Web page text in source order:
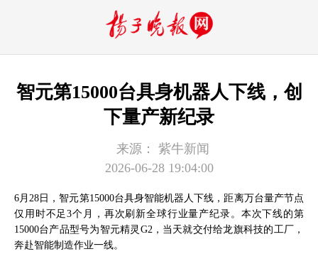
智元第15000台具身机器人下线，创
下量产新纪录
来源：
紫牛新闻
2026-06-28 19:04:00
6月28日，智元第15000台具身智能机器人下线，距离万台量产节点
仅用时不足3个月，再次刷新全球行业量产纪录。本次下线的第
15000台产品型号为智元精灵G2，当天就交付给龙旗科技的工厂，
奔赴智能制造作业一线。